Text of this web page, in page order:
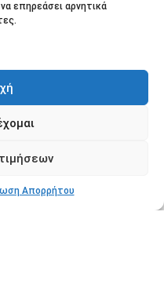
επηρεάσει αρνητικά
Απορρήτου